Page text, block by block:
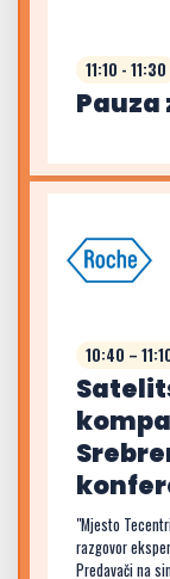
11:10 - 11:30
Pauza
10:40 –
"Mjesto
razgovor
Predavači na